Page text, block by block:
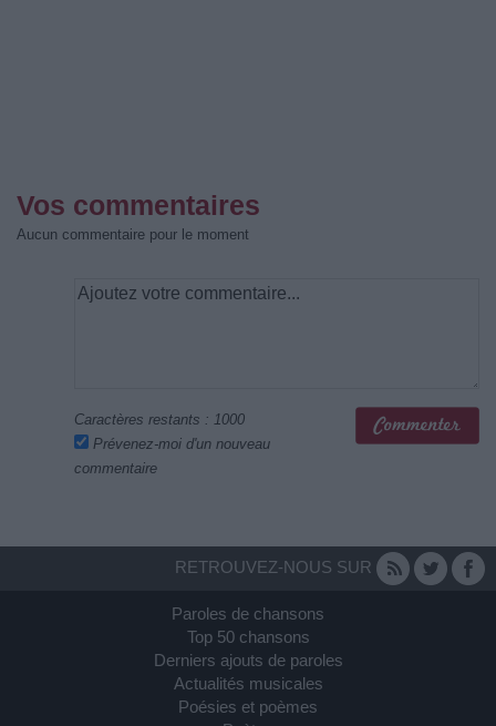
Vos commentaires
Aucun commentaire pour le moment
Caractères restants : 1000
Prévenez-moi d'un nouveau
commentaire
RETROUVEZ-NOUS SUR
Paroles de chansons
Top 50 chansons
Derniers ajouts de paroles
Actualités musicales
Poésies et poèmes